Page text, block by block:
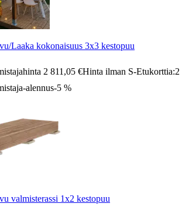
Laaka kokonaisuus 3x3 kestopuu
2 811,05 €Hinta ilman S-Etukorttia:2
alennus-5 %
valmisterassi 1x2 kestopuu